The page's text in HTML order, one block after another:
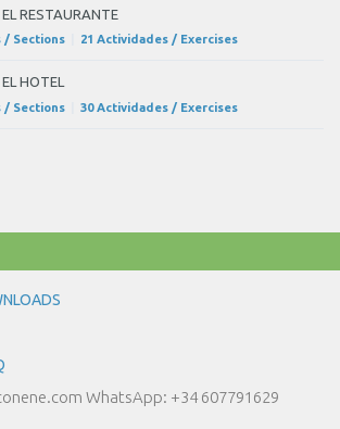
RESTAURANTE
/ Sections 21 Actividades / Exercises
HOTEL
/ Sections 30 Actividades / Exercises
WhatsApp: +34 607791629